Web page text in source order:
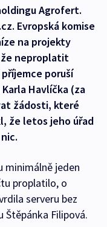
Agrofert.
Evropská komise
na projekty
neproplatit
poruší
Havlíčka (za
žádosti, které
že letos jeho úřad
minimálně jeden
proplatilo, o
serveru bez
Filipová.